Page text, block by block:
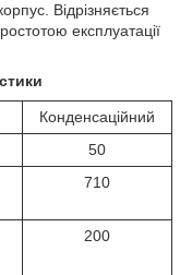
Відрізняється
експлуатації
Конденсаційний
50
710
200